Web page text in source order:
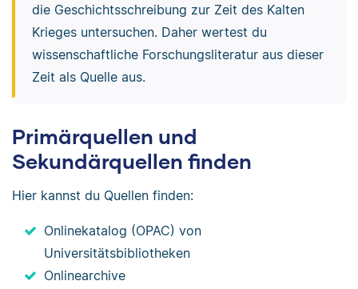
die Geschichtsschreibung zur Zeit des Kalten
Krieges untersuchen. Daher wertest du
wissenschaftliche Forschungsliteratur aus dieser
Zeit als Quelle aus.
Primärquellen und
Sekundärquellen finden
Hier kannst du Quellen finden:
Onlinekatalog (OPAC) von
Universitätsbibliotheken
Onlinearchive